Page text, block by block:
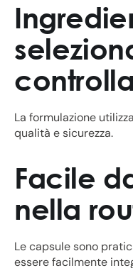
La formulazione
qualità e sicurezza.
Facile
nella
Le capsule sono
essere facilmente